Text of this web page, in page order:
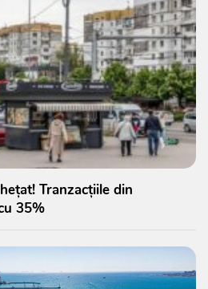
Tranzacțiile din
35%